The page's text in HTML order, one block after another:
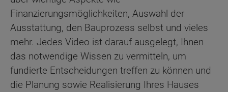
Finanzierungsmöglichkeiten, Auswahl der
Ausstattung, den Bauprozess selbst und vieles
mehr. Jedes Video ist darauf ausgelegt, Ihnen
das notwendige Wissen zu vermitteln, um
fundierte Entscheidungen treffen zu können und
die Planung sowie Realisierung Ihres Hauses